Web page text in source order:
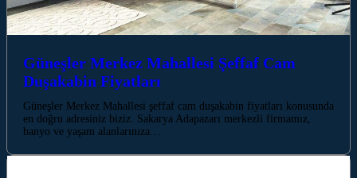
Güneşler Merkez Mahallesi Şeffaf Cam
Duşakabin Fiyatları
Güneşler Merkez Mahallesi şeffaf cam duşakabin fiyatları konusunda
en doğru adresiniz biziz. Sakarya Adapazarı merkezli firmamız,
banyo ve yaşam alanlarınıza…